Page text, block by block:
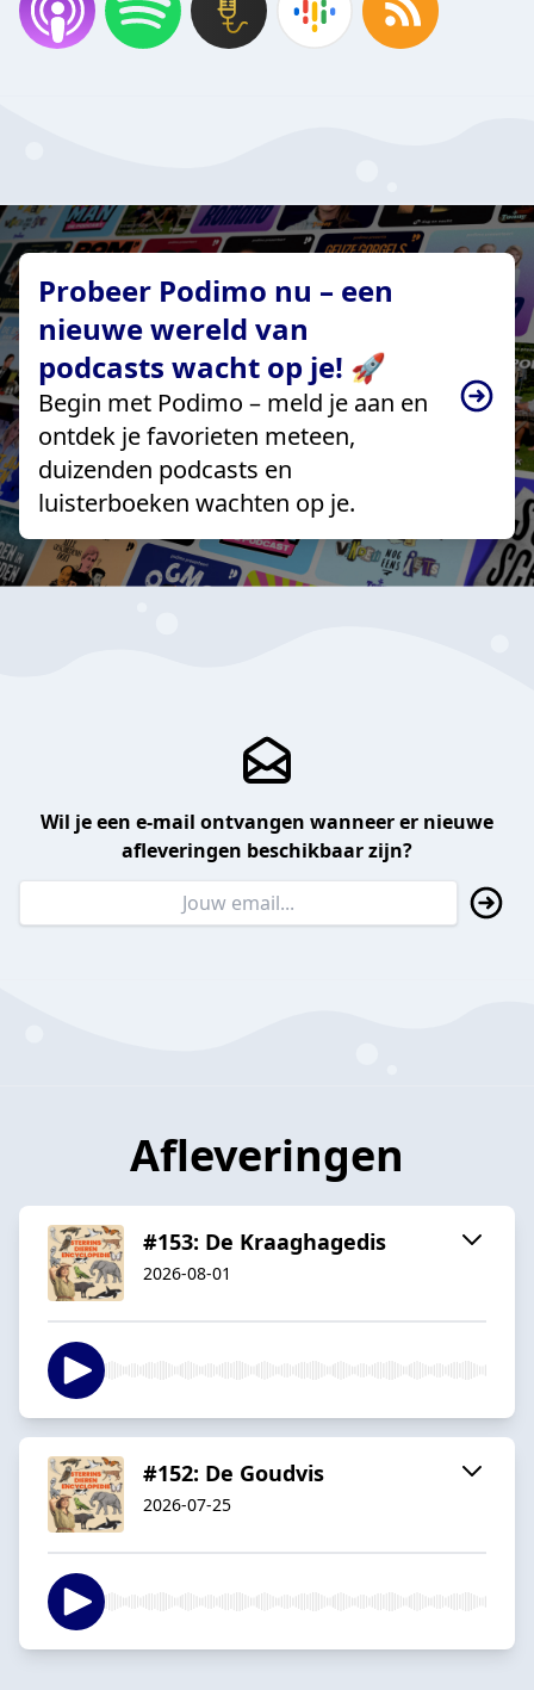
Probeer Podimo nu – een
nieuwe wereld van
podcasts wacht op je! 🚀
Begin met Podimo – meld je aan en
ontdek je favorieten meteen,
duizenden podcasts en
luisterboeken wachten op je.
Wil je een e-mail ontvangen wanneer er nieuwe
afleveringen beschikbaar zijn?
Afleveringen
#153: De Kraaghagedis
2026-08-01
#152: De Goudvis
2026-07-25